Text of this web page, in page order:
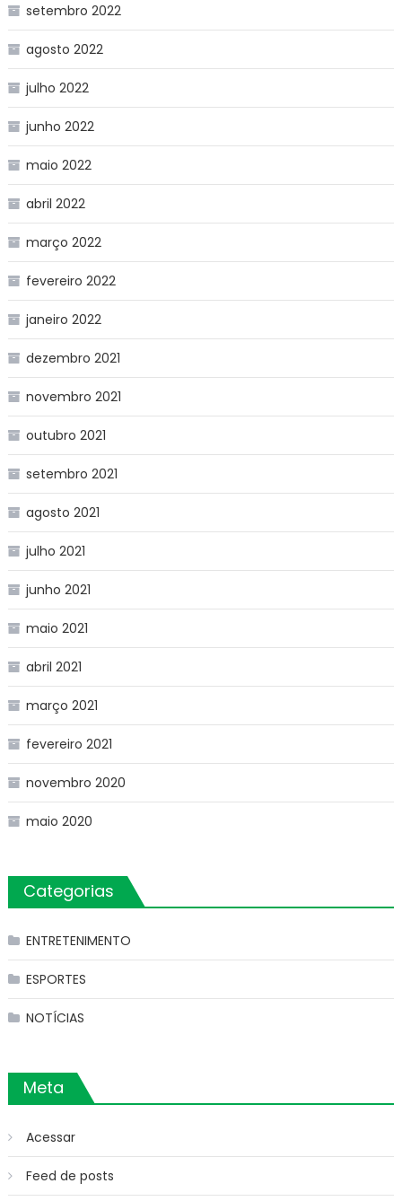
setembro 2022
agosto 2022
julho 2022
junho 2022
maio 2022
abril 2022
março 2022
fevereiro 2022
janeiro 2022
dezembro 2021
novembro 2021
outubro 2021
setembro 2021
agosto 2021
julho 2021
junho 2021
maio 2021
abril 2021
março 2021
fevereiro 2021
novembro 2020
maio 2020
Categorias
ENTRETENIMENTO
ESPORTES
NOTÍCIAS
Meta
Acessar
Feed de posts